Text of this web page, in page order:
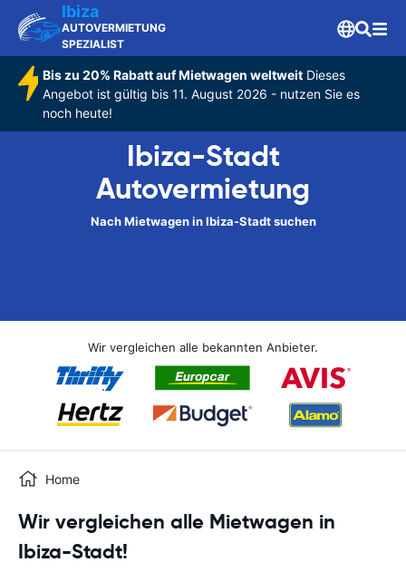
Ibiza
AUTOVERMIETUNG
SPEZIALIST
Bis zu 20% Rabatt auf Mietwagen weltweitDieses
Angebot ist gültig bis 11. August 2026 - nutzen Sie es
noch heute!
Ibiza-Stadt
Autovermietung
Nach Mietwagen in Ibiza-Stadt suchen
Wir vergleichen alle bekannten Anbieter.
Home
Wir vergleichen alle Mietwagen in
Ibiza-Stadt!